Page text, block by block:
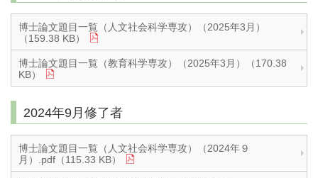
博士論文題目一覧（人文社会科学専攻）（2025年3月）
（159.38 KB）
博士論文題目一覧（教育科学専攻）（2025年3月）（170.38
KB）
2024年9月修了者
博士論文題目一覧（人文社会科学専攻）（2024年９
月）.pdf（115.33 KB）